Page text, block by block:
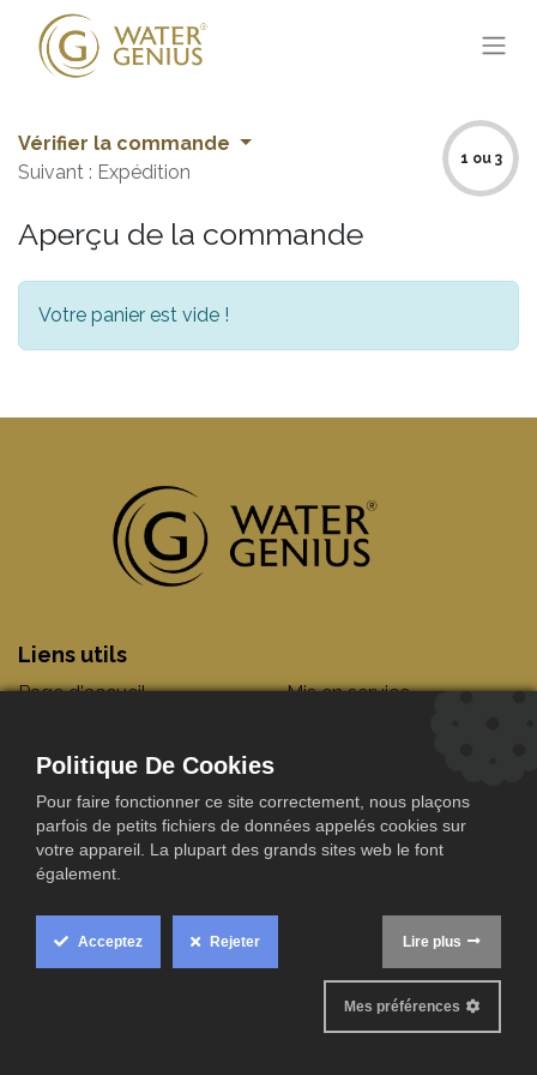
Vérifier la commande
Suivant : Expédition
1 ou 3
Aperçu de la commande
Votre panier est vide !
​Liens utils
Page d'accueil
Département juridique
Politique de
confidentialité
Contact
Mis en service
Boutique Essentials
Connexion
Politique De Cookies
Pour faire fonctionner ce site correctement, nous plaçons
parfois de petits fichiers de données appelés cookies sur
votre appareil. La plupart des grands sites web le font
également.
Acceptez Rejeter Lire plus
Mes préférences